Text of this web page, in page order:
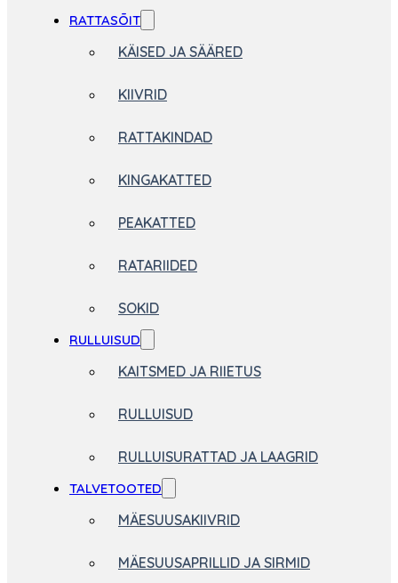
RATTASÕIT
KÄISED JA SÄÄRED
KIIVRID
RATTAKINDAD
KINGAKATTED
PEAKATTED
RATARIIDED
SOKID
RULLUISUD
KAITSMED JA RIIETUS
RULLUISUD
RULLUISURATTAD JA LAAGRID
TALVETOOTED
MÄESUUSAKIIVRID
MÄESUUSAPRILLID JA SIRMID